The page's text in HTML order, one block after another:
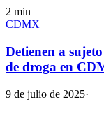
2 min
CDMX
Detienen a
de droga en
9 de julio de 2025·